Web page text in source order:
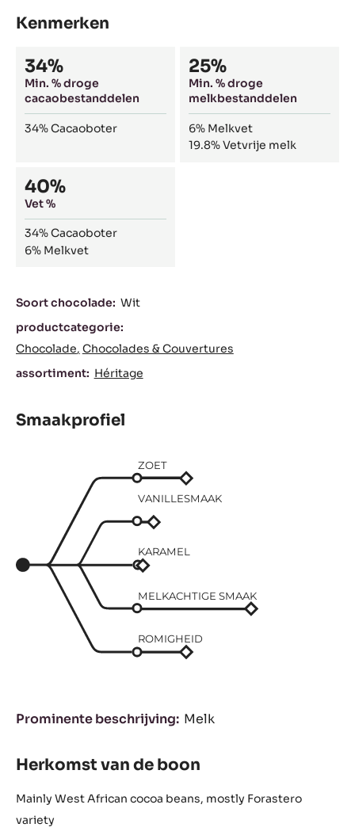
Kenmerken
Composition
34%
Min. % droge
cacaobestanddelen
34%Cacaoboter
25%
Min. % droge
melkbestanddelen
6% Melkvet
19.8%Vetvrije melk
40%
Vet %
34%Cacaoboter
6% Melkvet
Kenmerken
Soort chocolade: Wit
productcategorie:
Chocolade Chocolades & Couvertures
assortiment: Héritage
Smaakprofiel
ZOET
VANILLESMAAK
KARAMEL
MELKACHTIGE SMAAK
ROMIGHEID
Prominente beschrijving Melk
Herkomst van de boon
Mainly West African cocoa beans, mostly Forastero
variety